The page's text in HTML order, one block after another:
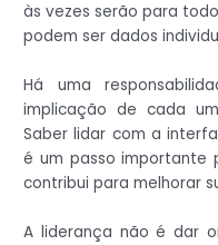
às vezes serão para
podem ser dados
Há uma
implicação de cada
Saber lidar com a
é um passo importante
contribui para melhorar
A liderança não é dar